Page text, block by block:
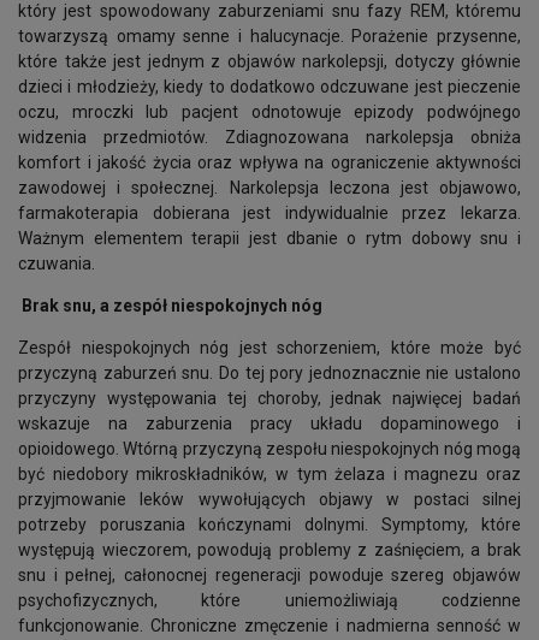
który jest spowodowany zaburzeniami snu fazy REM, któremu
towarzyszą omamy senne i halucynacje. Porażenie przysenne,
które także jest jednym z objawów narkolepsji, dotyczy głównie
dzieci i młodzieży, kiedy to dodatkowo odczuwane jest pieczenie
oczu, mroczki lub pacjent odnotowuje epizody podwójnego
widzenia przedmiotów. Zdiagnozowana narkolepsja obniża
komfort i jakość życia oraz wpływa na ograniczenie aktywności
zawodowej i społecznej. Narkolepsja leczona jest objawowo,
farmakoterapia dobierana jest indywidualnie przez lekarza.
Ważnym elementem terapii jest dbanie o rytm dobowy snu i
czuwania.
Brak snu, a zespół niespokojnych nóg
Zespół niespokojnych nóg jest schorzeniem, które może być
przyczyną zaburzeń snu. Do tej pory jednoznacznie nie ustalono
przyczyny występowania tej choroby, jednak najwięcej badań
wskazuje na zaburzenia pracy układu dopaminowego i
opioidowego. Wtórną przyczyną zespołu niespokojnych nóg mogą
być niedobory mikroskładników, w tym żelaza i magnezu oraz
przyjmowanie leków wywołujących objawy w postaci silnej
potrzeby poruszania kończynami dolnymi. Symptomy, które
występują wieczorem, powodują problemy z zaśnięciem, a brak
snu i pełnej, całonocnej regeneracji powoduje szereg objawów
psychofizycznych, które uniemożliwiają codzienne
funkcjonowanie. Chroniczne zmęczenie i nadmierna senność w